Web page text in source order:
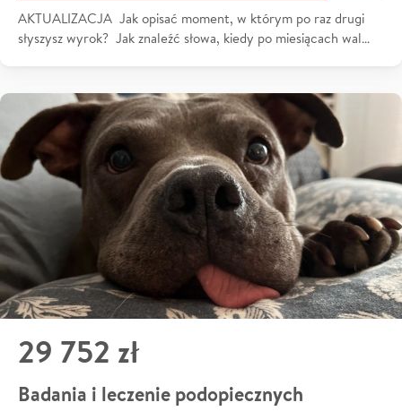
AKTUALIZACJA Jak opisać moment, w którym po raz drugi
słyszysz wyrok? Jak znaleźć słowa, kiedy po miesiącach wal…
29 752 zł
Badania i leczenie podopiecznych